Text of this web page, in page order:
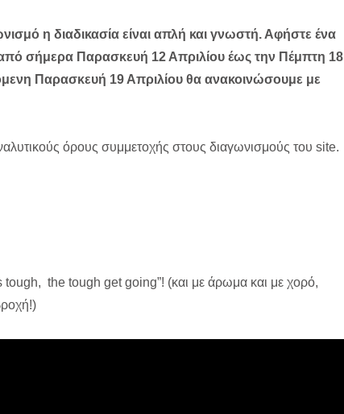
η διαδικασία είναι απλή και γνωστή. Αφήστε ένα
σήμερα Παρασκευή 12 Απριλίου έως την Πέμπτη 18
Παρασκευή 19 Απριλίου θα ανακοινώσουμε με
όρους συμμετοχής στους διαγωνισμούς του site.
the tough get going”! (και με άρωμα και με χορό,